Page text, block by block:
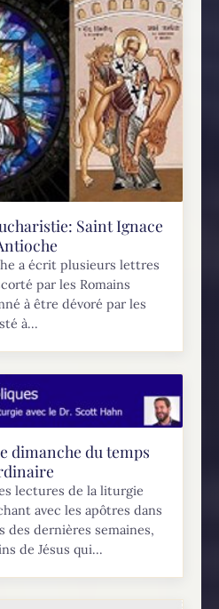
Saint Ignace
a écrit plusieurs lettres
par les Romains
à être dévoré par les
à...
dimanche du temps
lectures de la liturgie
avec les apôtres dans
des dernières semaines,
de Jésus qui...